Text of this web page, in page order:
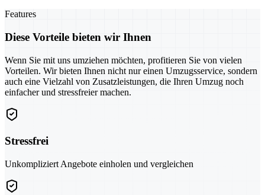
Features
Diese Vorteile bieten wir Ihnen
Wenn Sie mit uns umziehen möchten, profitieren Sie von vielen
Vorteilen. Wir bieten Ihnen nicht nur einen Umzugsservice, sondern
auch eine Vielzahl von Zusatzleistungen, die Ihren Umzug noch
einfacher und stressfreier machen.
Stressfrei
Unkompliziert Angebote einholen und vergleichen